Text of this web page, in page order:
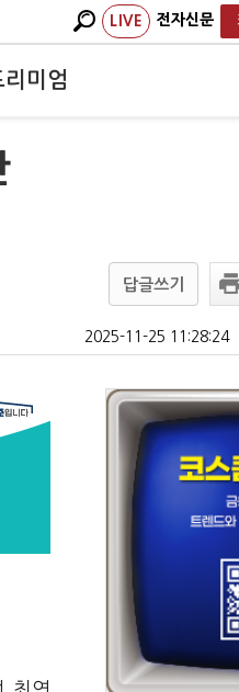
LIVE 전자신문
리미엄
답글쓰기
2025-11-25 11:28:24